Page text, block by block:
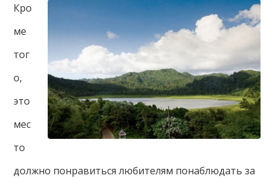
Кро
ме
тог
о,
это
мес
то
должно понравиться любителям понаблюдать за